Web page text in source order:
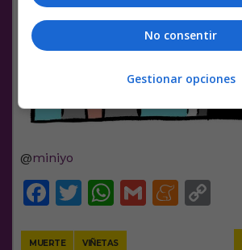
@miniyo
Facebook
Twitter
WhatsApp
Gmail
MUERTE VIÑETAS
No consentir
Gestionar opciones